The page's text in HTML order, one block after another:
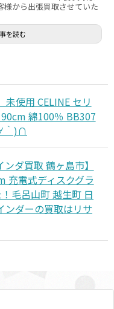
様から出張買取させていた
を読む
未使用 CELINE セリ
綿100％ BB307
｀)∩
ンダ買取 鶴ヶ島市】
充電式ディスクグラ
毛呂山町 越生町 日
ンダーの買取はリサ